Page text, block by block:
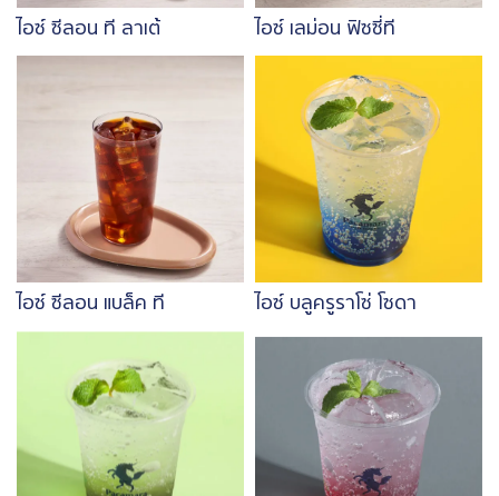
ไอซ์ ซีลอน ที ลาเต้
ไอซ์ เลม่อน ฟิซซี่ที
Image
ไอซ์ ซีลอน แบล็ค ที
ไอซ์ บลูครูราโซ่ โซดา
Image
Image